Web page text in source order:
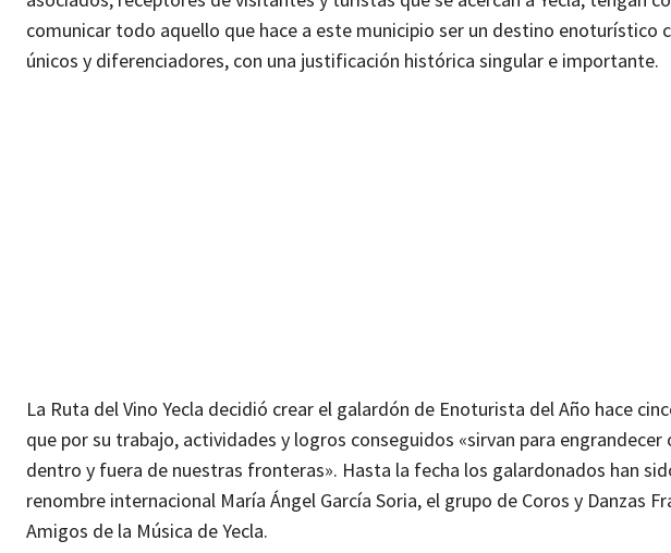
comunicar todo aquello que hace a este municipio ser un destino enoturístico
únicos y diferenciadores, con una justificación histórica singular e importante.
La Ruta del Vino Yecla decidió crear el galardón de Enoturista del Año hace
que por su trabajo, actividades y logros conseguidos «sirvan para
dentro y fuera de nuestras fronteras». Hasta la fecha los galardonados han
renombre internacional María Ángel García Soria, el grupo de Coros y Danzas
Amigos de la Música de Yecla.